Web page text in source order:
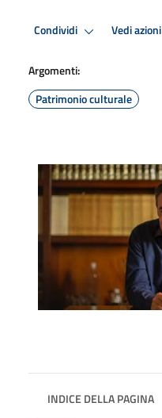
Condividi Vedi azioni
Argomenti:
Patrimonio culturale
INDICE DELLA PAGINA